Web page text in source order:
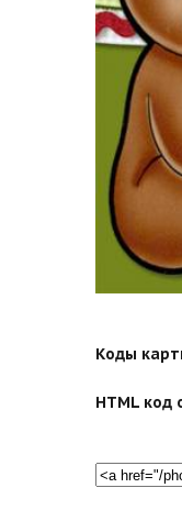
Коды
HTML код